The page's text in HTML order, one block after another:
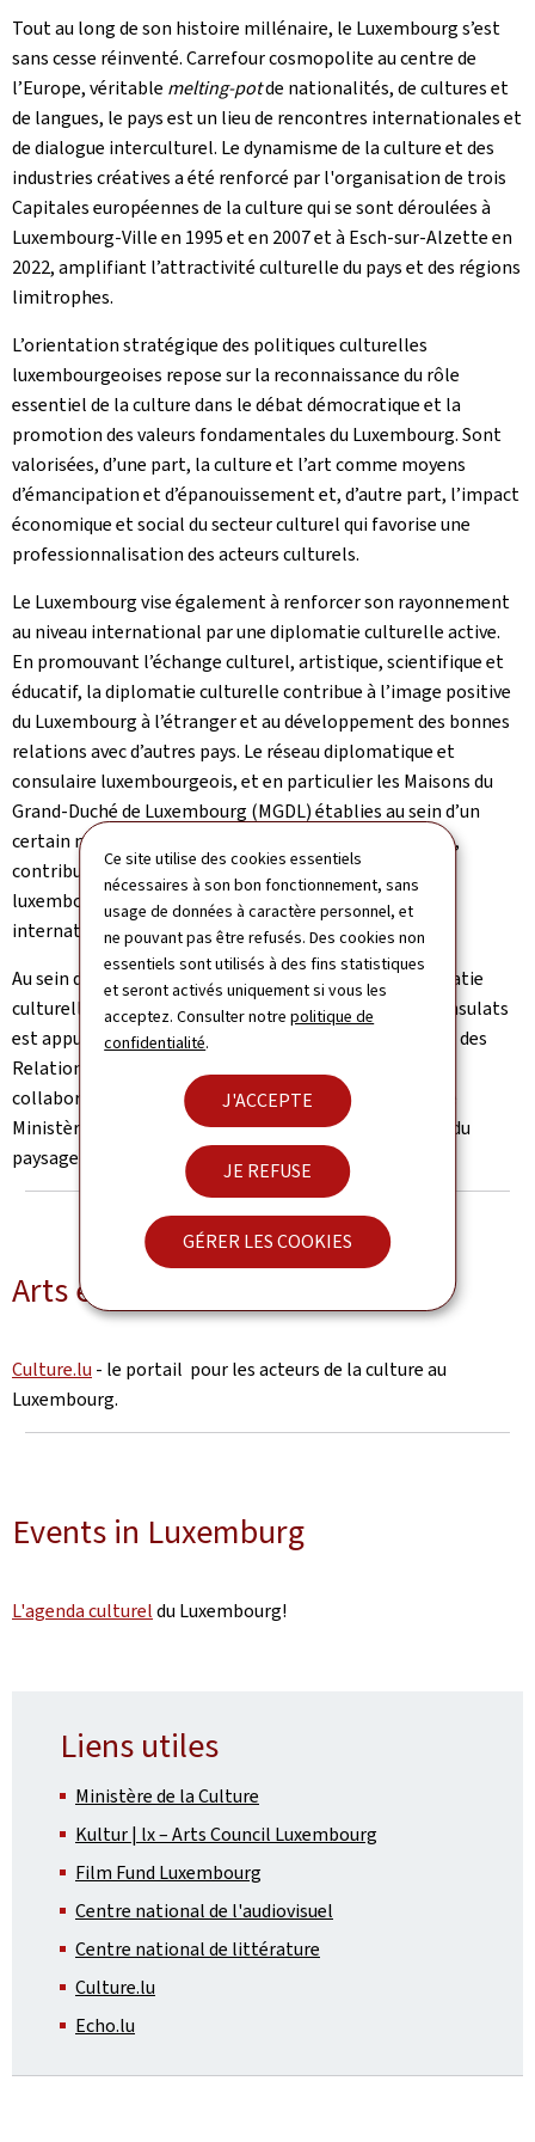
Ce site utilise des cookies essentiels
nécessaires à son bon fonctionnement, sans
usage de données à caractère personnel, et
ne pouvant pas être refusés. Des cookies non
essentiels sont utilisés à des fins statistiques
et seront activés uniquement si vous les
acceptez. Consulter notrepolitique de
confidentialité.
J'ACCEPTE
JE REFUSE
GÉRER LES COOKIES
Tout au long de son histoire millénaire, le Luxembourg s’est
sans cesse réinventé. Carrefour cosmopolite au centre de
l’Europe, véritable melting-potde nationalités, de cultures et
de langues, le pays est un lieu de rencontres internationales et
de dialogue interculturel. Le dynamisme de la culture et des
industries créatives a été renforcé par l'organisation de trois
Capitales européennes de la culture qui se sont déroulées à
Luxembourg-Ville en 1995 et en 2007 et à Esch-sur-Alzette en
2022, amplifiant l’attractivité culturelle du pays et des régions
limitrophes.
L’orientation stratégique des politiques culturelles
luxembourgeoises repose sur la reconnaissance du rôle
essentiel de la culture dans le débat démocratique et la
promotion des valeurs fondamentales du Luxembourg. Sont
valorisées, d’une part, la culture et l’art comme moyens
d’émancipation et d’épanouissement et, d’autre part, l’impact
économique et social du secteur culturel qui favorise une
professionnalisation des acteurs culturels.
Le Luxembourg vise également à renforcer son rayonnement
au niveau international par une diplomatie culturelle active.
En promouvant l’échange culturel, artistique, scientifique et
éducatif, la diplomatie culturelle contribue à l’image positive
du Luxembourg à l’étranger et au développement des bonnes
relations avec d’autres pays. Le réseau diplomatique et
consulaire luxembourgeois, et en particulier les Maisons du
Grand-Duché de Luxembourg (MGDL) établies au sein d’un
certain nombre de représentations à travers le monde,
contribuent proactivement à promouvoir la culture
luxembourgeoise dans toute sa diversité à l’échelle
internationale.
Au sein du Ministère des Affaires étrangères, la diplomatie
culturelle mise en œuvre par les ambassades et les consulats
est appuyée par la Direction des Affaires consulaires et des
Relations culturelles internationales, en étroite
collaboration avec d’autres administrations tels que le
Ministère de la Culture et de nombreux autres acteurs du
paysage culturel luxembourgeois.
Arts et Culture au Luxembourg
Culture.lu - le portail pour les acteurs de la culture au
Luxembourg.
Events in Luxemburg
L'agenda cultureldu Luxembourg!
Liens utiles
Ministère de la Culture
Kultur | lx – Arts Council Luxembourg
Film Fund Luxembourg
Centre national de l'audiovisuel
Centre national de littérature
Culture.lu
Echo.lu